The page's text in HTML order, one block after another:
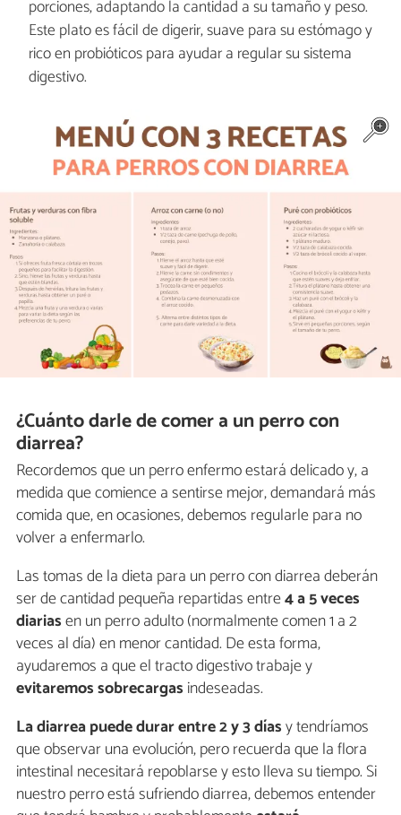
porciones, adaptando la cantidad a su tamaño y peso.
Este plato es fácil de digerir, suave para su estómago y
rico en probióticos para ayudar a regular su sistema
digestivo.
¿Cuánto darle de comer a un perro con
diarrea?
Recordemos que un perro enfermo estará delicado y, a
medida que comience a sentirse mejor, demandará más
comida que, en ocasiones, debemos regularle para no
volver a enfermarlo.
Las tomas de la dieta para un perro con diarrea deberán
ser de cantidad pequeña repartidas entre4 a 5 veces
diariasen un perro adulto (normalmente comen 1 a 2
veces al día) en menor cantidad. De esta forma,
ayudaremos a que el tracto digestivo trabaje y
evitaremos sobrecargas indeseadas.
La diarrea puede durar entre 2 y 3 díasy tendríamos
que observar una evolución, pero recuerda que la flora
intestinal necesitará repoblarse y esto lleva su tiempo. Si
nuestro perro está sufriendo diarrea, debemos entender